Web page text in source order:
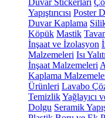
Duvar Stickerları
Yapıştırıcısı Poster
Duvar Kaplama
Köpük Mastik
İnşaat ve İzolasyon
Malzemeleri Isı
İnşaat Malzemeleri
Kaplama
Ürünleri Lavabo
TemizlikYağlayıcı
Dolgu Seramik